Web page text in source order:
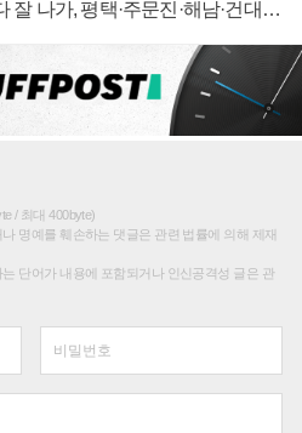
잘 나가, 평택·주문진·해남·건대로
/ 최대 400byte)
명예를 훼손하는 댓글은 관련 법률에 의해 제재
단어가 내용에 포함되거나 인신공격성 글은 관